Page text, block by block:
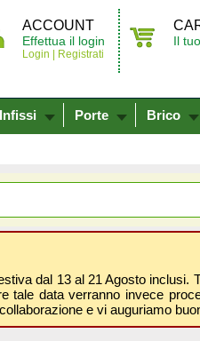
ACCOUNT
Effettua il login
Login | Registrati
Il
Infissi Porte Brico
dal 13 al 21 Agosto inclusi.
tale data verranno invece
e vi auguriamo